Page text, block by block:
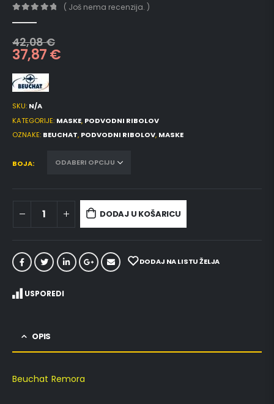
( Još nema recenzija. )
42,08€
37,87€
SKU: N/A
KATEGORIJE: MASKE, PODVODNI RIBOLOV
OZNAKE: BEUCHAT, PODVODNI RIBOLOV, MASKE
BOJA
DODAJ U KOŠARICU
DODAJ NA LISTU ŽELJA
USPOREDI
OPIS
Beuchat Remora